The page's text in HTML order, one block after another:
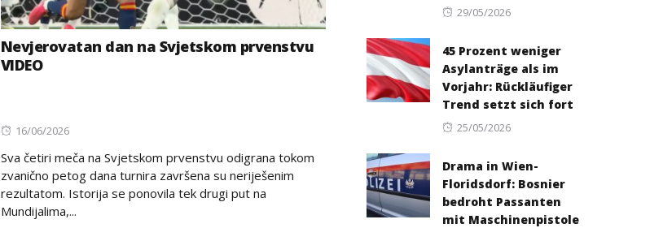
Nevjerovatan dan na Svjetskom prvenstvu
VIDEO
Posted
on
16/06/2026
Sva četiri meča na Svjetskom prvenstvu odigrana tokom
zvanično petog dana turnira završena su neriješenim
rezultatom. Istorija se ponovila tek drugi put na
Mundijalima,...
Posted
29/05/2026
45 Prozent weniger
Asylanträge als im
Vorjahr: Rückläufiger
Trend setzt sich fort
Posted
25/05/2026
Drama in Wien-
Floridsdorf: Bosnier
bedroht Passanten
mit Maschinenpistole